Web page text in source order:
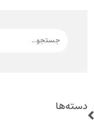
دسته‌ها